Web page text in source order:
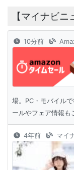
【マイナビ
10分前
場。PC・モバイル
ールやフェア情報も
4年前 マイ